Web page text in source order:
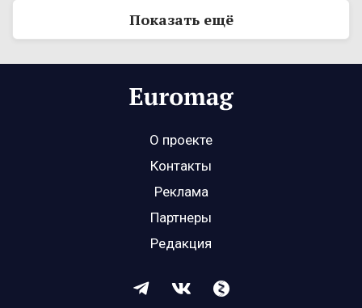
Показать ещё
О проекте
Контакты
Реклама
Партнеры
Редакция